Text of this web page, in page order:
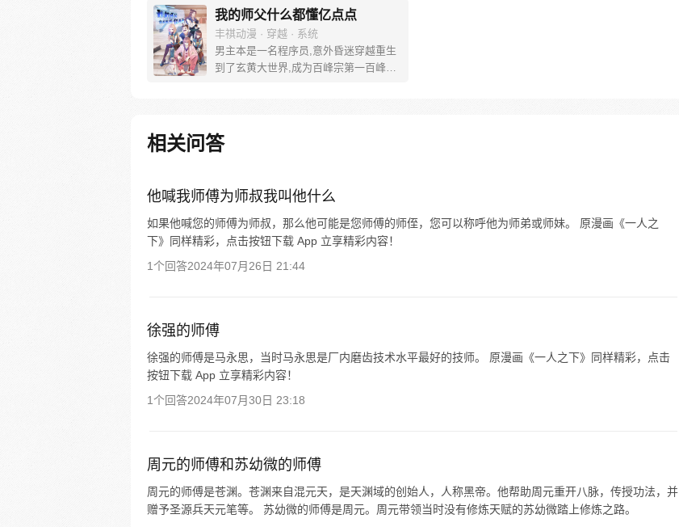
我的师父什么都懂亿点点
丰祺动漫 · 穿越 · 系统
男主本是一名程序员,意外昏迷穿越重生
到了玄黄大世界,成为百峰宗第一百峰吊
提升自己管理员的等级和自身实力，他
和弟子们就这样走上了开挂人生……
相关问答
他喊我师傅为师叔我叫他什么
如果他喊您的师傅为师叔，那么他可能是您师傅的师侄，您可以称呼他为师弟或师妹。 原漫画《一人之
下》同样精彩，点击按钮下载 App 立享精彩内容！
1个回答2024年07月26日 21:44
徐强的师傅
徐强的师傅是马永思，当时马永思是厂内磨齿技术水平最好的技师。 原漫画《一人之下》同样精彩，点击
按钮下载 App 立享精彩内容！
1个回答2024年07月30日 23:18
周元的师傅和苏幼微的师傅
周元的师傅是苍渊。苍渊来自混元天，是天渊域的创始人，人称黑帝。他帮助周元重开八脉，传授功法，并
赠予圣源兵天元笔等。 苏幼微的师傅是周元。周元带领当时没有修炼天赋的苏幼微踏上修炼之路。